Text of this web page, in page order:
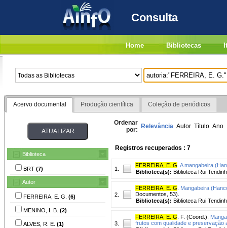
Consulta
Home Bibliotecas
Acervo documental Produção científica Coleção de periódicos
Biblioteca
BRT (7)
Autor
FERREIRA, E. G. (6)
MENINO, I. B. (2)
ALVES, R. E. (1)
Ordenar
por: Relevância Autor Título Ano
Registros recuperados : 7
1.
FERREIRA, E. G A mangabeira
Biblioteca(s): Biblioteca Rui
2.
FERREIRA, E. G
Mangabeira
Documentos, 53).
Biblioteca(s): Biblioteca Rui
3.
FERREIRA, E. G . F. (Coord.).
frutos com qualidade e preservação